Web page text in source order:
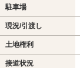
駐車場
現況/引渡し
土地権利
接道状況